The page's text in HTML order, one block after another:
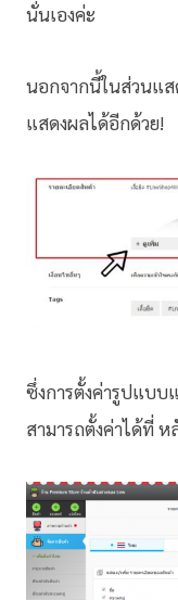
นั่นเองค่ะ
นอกจากนี้ในส่วนแส
แสดงผลได้อีกด้วย!
ซึ่งการตั้งค่ารูปแบ
สามารถตั้งค่าได้ที่ ห